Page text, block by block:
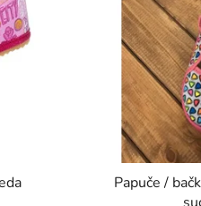
Papuče /